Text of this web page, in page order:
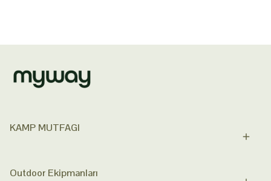
KAMP MUTFAGI
Outdoor Ekipmanları